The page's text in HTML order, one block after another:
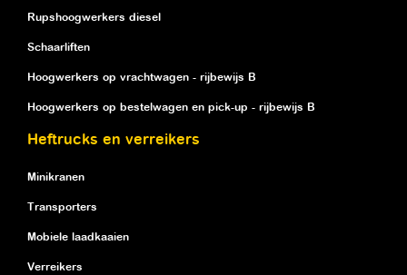
Rupshoogwerkers diesel
Schaarliften
Hoogwerkers op vrachtwagen - rijbewijs B
Hoogwerkers op bestelwagen en pick-up - rijbewijs B
Heftrucks en verreikers
Minikranen
Transporters
Mobiele laadkaaien
Verreikers